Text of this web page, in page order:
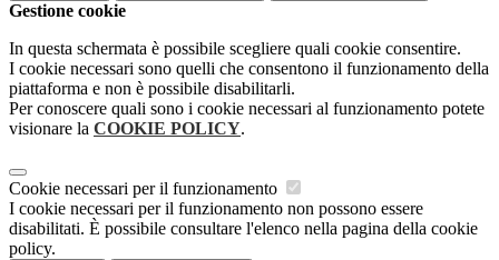
Gestione cookie
In questa schermata è possibile scegliere quali cookie consentire.
I cookie necessari sono quelli che consentono il funzionamento della
piattaforma e non è possibile disabilitarli.
Per conoscere quali sono i cookie necessari al funzionamento potete
visionare la COOKIE POLICY.
Cookie necessari per il funzionamento
I cookie necessari per il funzionamento non possono essere
disabilitati. È possibile consultare l'elenco nella pagina della cookie
policy.